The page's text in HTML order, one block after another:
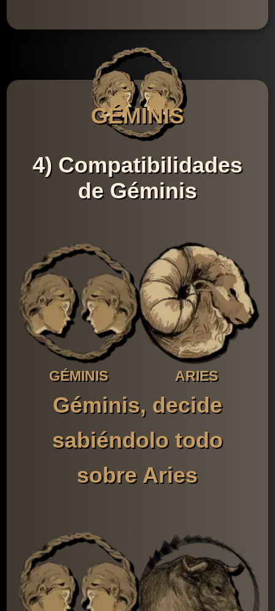
GÉMINIS
4) Compatibilidades
de Géminis
GÉMINIS ARIES
Géminis, decide
sabiéndolo todo
sobre Aries